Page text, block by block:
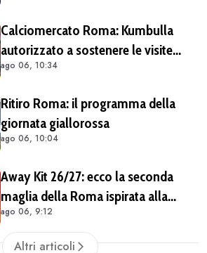
Calciomercato Roma: Kumbulla
autorizzato a sostenere le visite
mediche col Rayo
ago 06, 10:34
Ritiro Roma: il programma della
giornata giallorossa
ago 06, 10:04
Away Kit 26/27: ecco la seconda
maglia della Roma ispirata alla
Pietas. C'è lo stemma del 1938
(COMUNICATO & FOTO)
ago 06, 9:12
Altri articoli